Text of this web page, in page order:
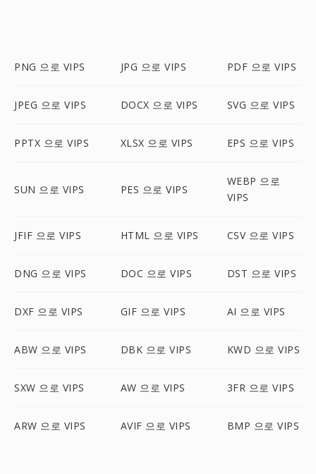
PNG 으로 VIPS JPG 으로 VIPS PDF 으로 VIPS
JPEG 으로 VIPS DOCX 으로 VIPS SVG 으로 VIPS
PPTX 으로 VIPS XLSX 으로 VIPS EPS 으로 VIPS
SUN 으로 VIPS PES 으로 VIPS
WEBP 으로
VIPS
JFIF 으로 VIPS HTML 으로 VIPS CSV 으로 VIPS
DNG 으로 VIPS DOC 으로 VIPS DST 으로 VIPS
DXF 으로 VIPS GIF 으로 VIPS AI 으로 VIPS
ABW 으로 VIPS DBK 으로 VIPS KWD 으로 VIPS
SXW 으로 VIPS AW 으로 VIPS 3FR 으로 VIPS
ARW 으로 VIPS AVIF 으로 VIPS BMP 으로 VIPS